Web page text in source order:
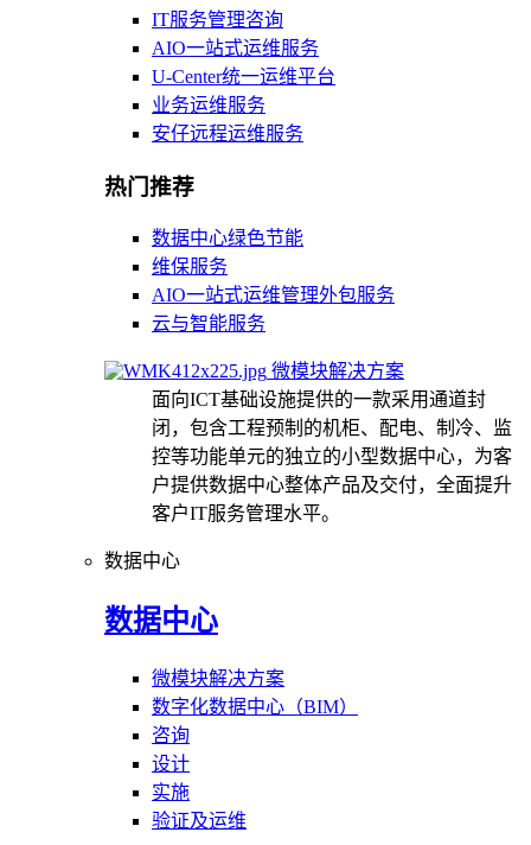
IT服务管理咨询
AIO一站式运维服务
U-Center统一运维平台
业务运维服务
安仔远程运维服务
热门推荐
数据中心绿色节能
维保服务
AIO一站式运维管理外包服务
云与智能服务
微模块解决方案
面向ICT基础设施提供的一款采用通道封
闭，包含工程预制的机柜、配电、制冷、监
控等功能单元的独立的小型数据中心，为客
户提供数据中心整体产品及交付，全面提升
客户IT服务管理水平。
数据中心
数据中心
微模块解决方案
数字化数据中心（BIM）
咨询
设计
实施
验证及运维